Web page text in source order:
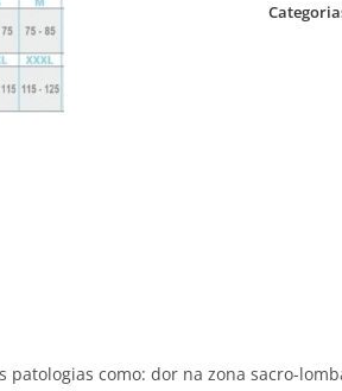
patologias como: dor na zona sacro-